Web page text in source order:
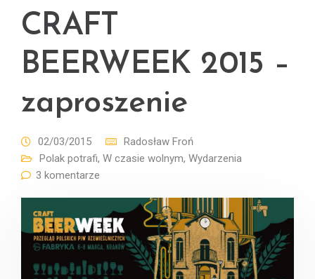
CRAFT
BEERWEEK 2015 –
zaproszenie
02/03/2015
Radosław Froń
Polak potrafi, W czasie wolnym, Wydarzenia
3 komentarze